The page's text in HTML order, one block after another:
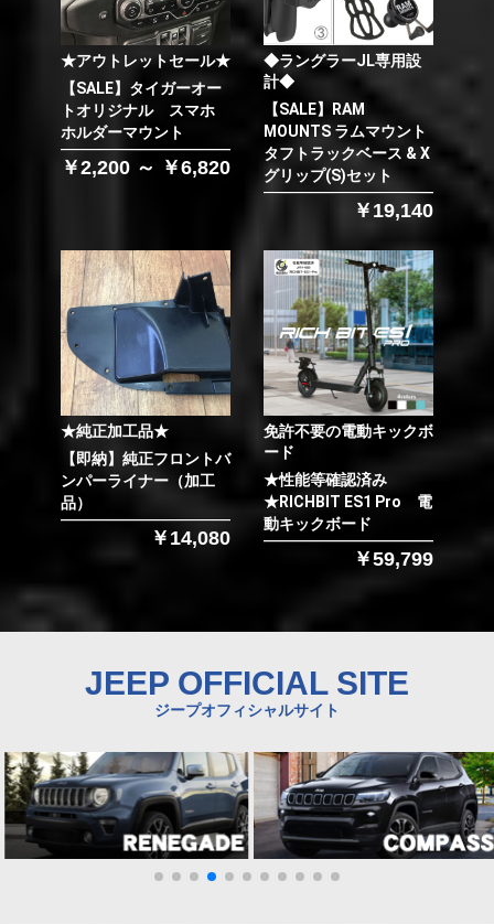
★アウトレットセール★
【SALE】タイガーオー
トオリジナル スマホ
ホルダーマウント
￥2,200 ～ ￥6,820
◆ラングラーJL専用設
計◆
【SALE】RAM
MOUNTS ラムマウント
タフトラックベース & X
グリップ(S)セット
￥19,140
★純正加工品★
【即納】純正フロントバ
ンパーライナー（加工
品）
￥14,080
免許不要の電動キックボ
ード
★性能等確認済み
★RICHBIT ES1 Pro 電
動キックボード
￥59,799
JEEP OFFICIAL SITE
ジープオフィシャルサイト